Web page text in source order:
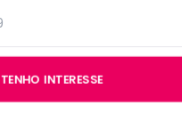
TENHO INTERESSE